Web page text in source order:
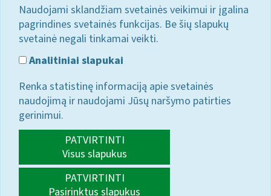
Naudojami sklandžiam svetainės veikimui ir įgalina
pagrindines svetainės funkcijas. Be šių slapukų
svetainė negali tinkamai veikti.
Analitiniai slapukai
Renka statistinę informaciją apie svetainės
naudojimą ir naudojami Jūsų naršymo patirties
gerinimui.
PATVIRTINTI
Visus slapukus
PATVIRTINTI
Pasirinktus slapukus